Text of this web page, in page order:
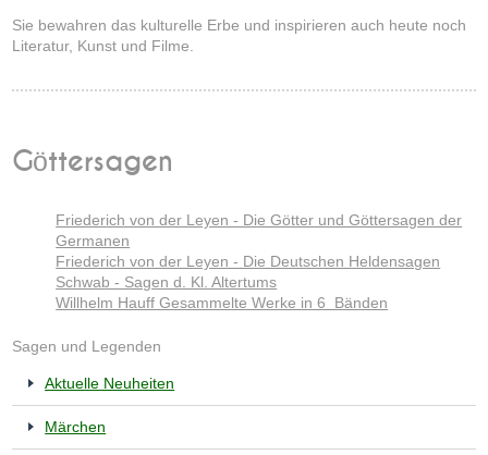
Sie bewahren das kulturelle Erbe und inspirieren auch heute noch
Literatur, Kunst und Filme.
Göttersagen
Friederich von der Leyen - Die Götter und Göttersagen der
Germanen
Friederich von der Leyen - Die Deutschen Heldensagen
Schwab - Sagen d. Kl. Altertums
Willhelm Hauff Gesammelte Werke in 6 Bänden
Sagen und Legenden
Aktuelle Neuheiten
Märchen